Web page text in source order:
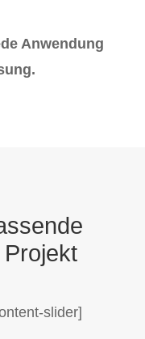
Anwendung
slider]